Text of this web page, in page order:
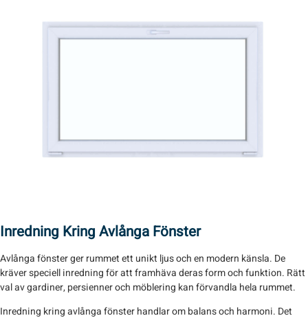
Inredning Kring Avlånga Fönster
Avlånga fönster ger rummet ett unikt ljus och en modern känsla. De
kräver speciell inredning för att framhäva deras form och funktion. Rätt
val av gardiner, persienner och möblering kan förvandla hela rummet.
Inredning kring avlånga fönster handlar om balans och harmoni. Det